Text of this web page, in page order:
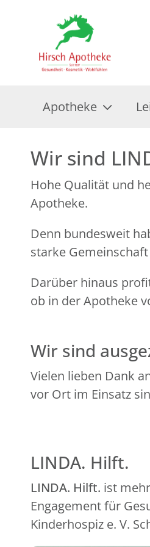
Apotheke
Wir sind
Hohe Qualität und
Apotheke.
Denn bundesweit
starke
Darüber hinaus
ob in der Apotheke
Wir sind
Vielen lieben Dank
vor Ort im Einsatz
LINDA. Hilft.
LINDA. Hilft. ist
Engagement für
Kinderhospiz e. V.